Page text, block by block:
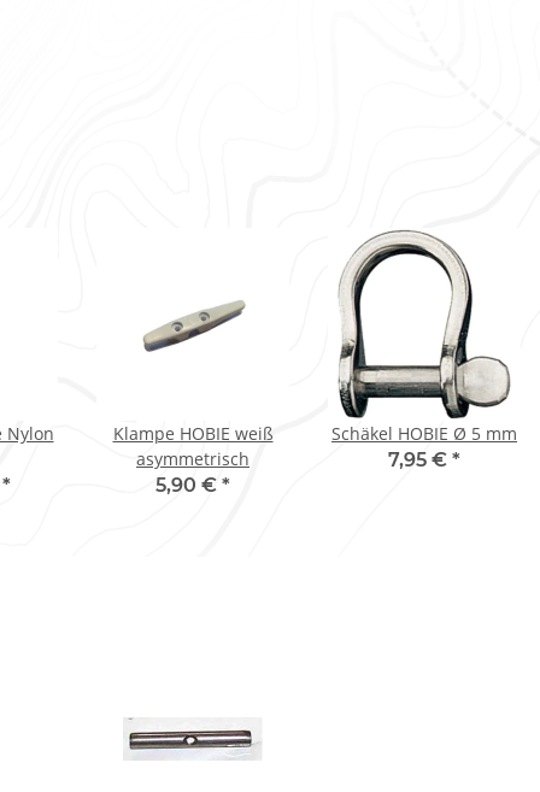
Nylon
*
Klampe HOBIE weiß
asymmetrisch
5,90 € *
Schäkel HOBIE Ø 5 mm
7,95 € *